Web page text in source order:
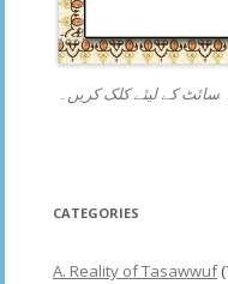
سائٹ کے لیئے کلک کریں۔
CATEGORIES
A. Reality of Tasawwuf